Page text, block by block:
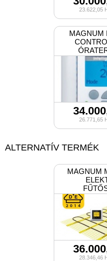
23.622,05
MAGNUM
26.771,65
ALTERNATÍV TERMÉK
MAGNUM
28.346,46